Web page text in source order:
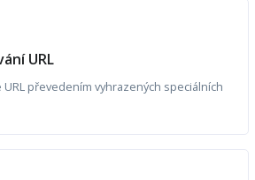
URL
URL převedením vyhrazených speciálních